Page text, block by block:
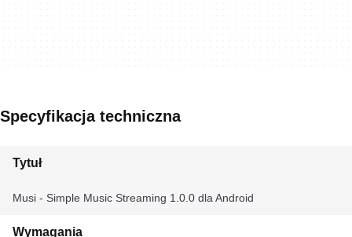
Specyfikacja techniczna
Tytuł
Musi - Simple Music Streaming 1.0.0 dla Android
Wymagania